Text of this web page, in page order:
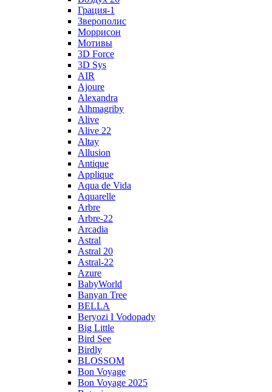
Грация-1
Зверополис
Моррисон
Мотивы
3D Force
3D Sys
AIR
Ajoure
Alexandra
Alhmagriby
Alive
Alive 22
Altay
Allusion
Antique
Applique
Aqua de Vida
Aquarelle
Arbre
Arbre-22
Arcadia
Astral
Astral 20
Astral-22
Azure
BabyWorld
Banyan Tree
BELLA
Beryozi I Vodopady
Big Little
Bird See
Birdly
BLOSSOM
Bon Voyage
Bon Voyage 2025